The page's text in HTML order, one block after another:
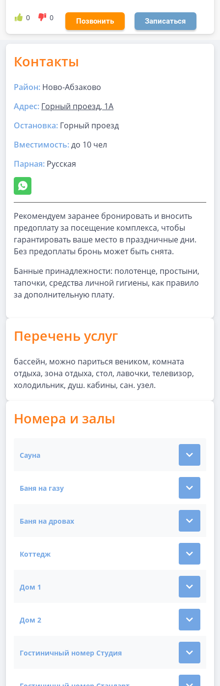
0 0 Позвонить Записаться
Контакты
Район: Ново-Абзаково
Адрес: Горный проезд, 1А
Остановка: Горный проезд
Вместимость:до 10 чел
Парная: Русская
Рекомендуем заранее бронировать и вносить
предоплату за посещение комплекса, чтобы
гарантировать ваше место в праздничные дни.
Без предоплаты бронь может быть снята.
Банные принадлежности: полотенце, простыни,
тапочки, средства личной гигиены, как правило
за дополнительную плату.
Перечень услуг
бассейн, можно париться веником, комната
отдыха, зона отдыха, стол, лавочки, телевизор,
холодильник, душ. кабины, сан. узел.
Номера и залы
Сауна
Показать подробности зала Сауна
Баня на газу
Показать подробности зала Баня на газу
Баня на дровах
Показать подробности зала Баня на дровах
Коттедж
Показать подробности зала Коттедж
Дом 1
Показать подробности зала Дом 1
Дом 2
Показать подробности зала Дом 2
Гостиничный номер Студия
Показать подробности зала Гостиничный номер